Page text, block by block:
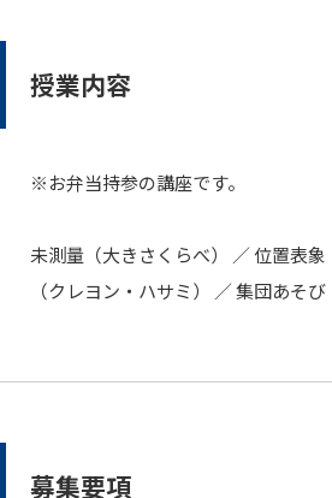
授業内容
※お弁当持参の講座です。
未測量（大きさくらべ） ／ 位置表
（クレヨン・ハサミ） ／ 集団あそび
募集要項